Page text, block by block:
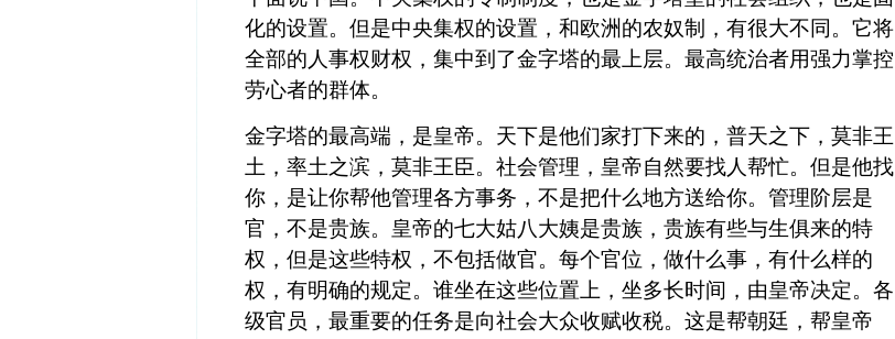
化的设置。但是中央集权的设置，和欧洲的农奴制，有很大不同。它将
全部的人事权财权，集中到了金字塔的最上层。最高统治者用强力掌控
劳心者的群体。
金字塔的最高端，是皇帝。天下是他们家打下来的，普天之下，莫非王
土，率土之滨，莫非王臣。社会管理，皇帝自然要找人帮忙。但是他找
你，是让你帮他管理各方事务，不是把什么地方送给你。管理阶层是
官，不是贵族。皇帝的七大姑八大姨是贵族，贵族有些与生俱来的特
权，但是这些特权，不包括做官。每个官位，做什么事，有什么样的
权，有明确的规定。谁坐在这些位置上，坐多长时间，由皇帝决定。各
级官员，最重要的任务是向社会大众收赋收税。这是帮朝廷，帮皇帝